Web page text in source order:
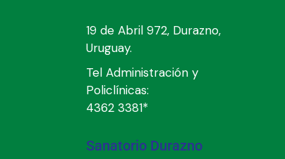
19 de Abril 972, Durazno,
Uruguay.
Tel Administración y
Policlínicas:
4362 3381*
Sanatorio Durazno